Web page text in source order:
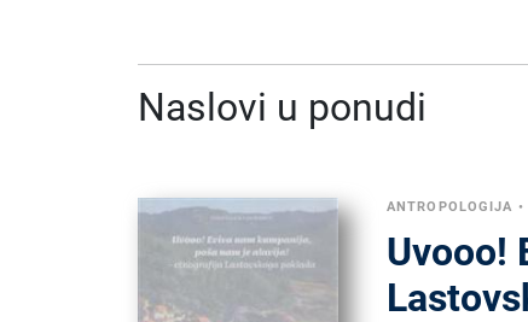
Naslovi u ponudi
ANTROPOLOGIJA •
Uvooo!